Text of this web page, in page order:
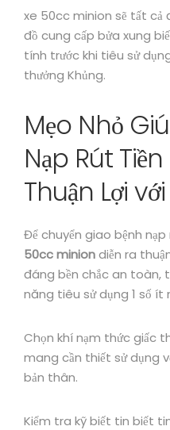
xe 50cc minion sẽ tất cả
đồ cung cấp bửa xung
tính trước khi tiêu sử
thưởng Khủng.
Mẹo Nhỏ
Nạp Rút
Thuận Lợi
Để chuyển giao bệnh
50cc miniondiễn ra
đáng bền chắc an toàn,
năng tiêu sử dụng 1 số ít
Chọn khí nạm thức giấc
mang cần thiết sử dụng
bản thân.
Kiểm tra kỹ biết tin biết